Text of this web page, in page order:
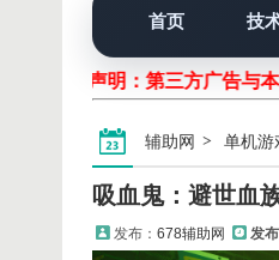
首页 技
声明：第三方广告与
辅助网 单机游
吸血鬼：避世血
发布： 678辅助网 发